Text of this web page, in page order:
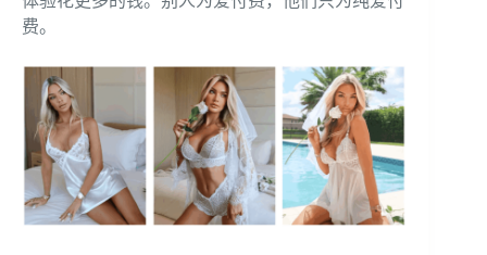
费。